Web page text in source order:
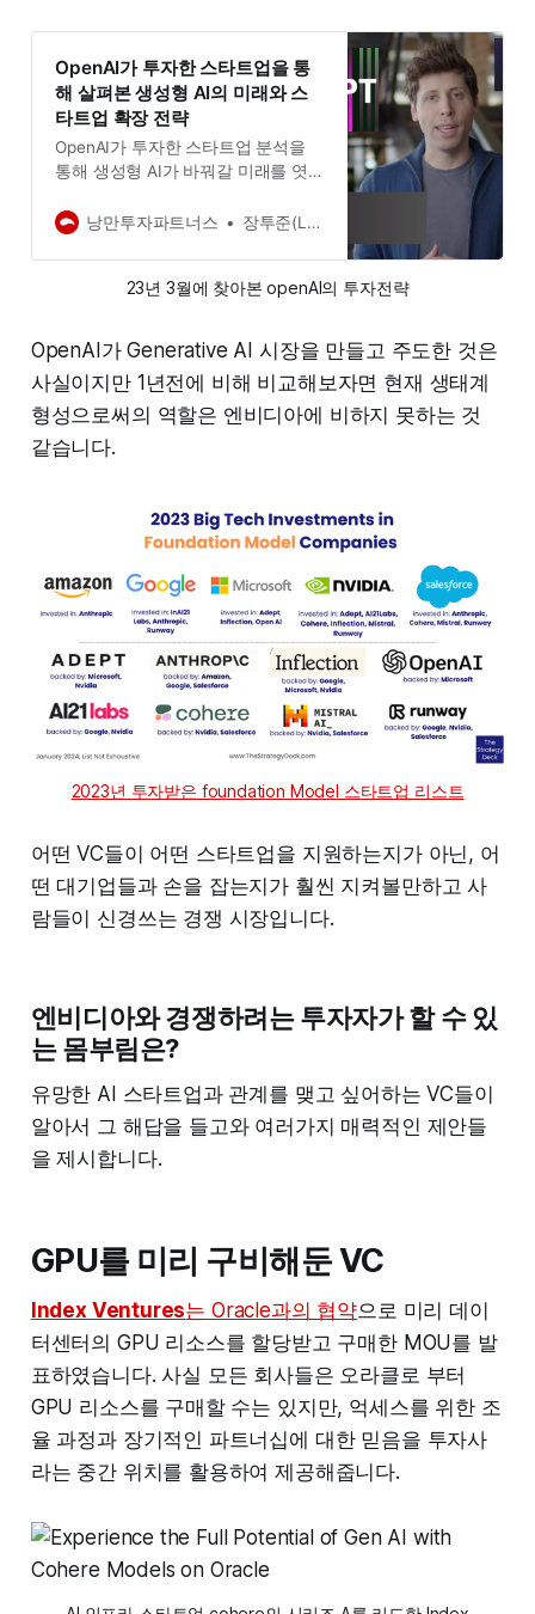
OpenAI가 투자한 스타트업을 통
해 살펴본 생성형 AI의 미래와 스
타트업 확장 전략
OpenAI가 투자한 스타트업 분석을
통해 생성형 AI가 바꿔갈 미래를 엿
보았습니다. 솔라나의 스테픈과 같은
아보았습니다.
낭만투자파트너스 장투준(Long-term Zoon)
23년 3월에 찾아본 openAI의 투자전략
OpenAI가 Generative AI 시장을 만들고 주도한 것은
사실이지만 1년전에 비해 비교해보자면 현재 생태계
형성으로써의 역할은 엔비디아에 비하지 못하는 것
같습니다.
2023년 투자받은 foundation Model 스타트업 리스트
어떤 VC들이 어떤 스타트업을 지원하는지가 아닌, 어
떤 대기업들과 손을 잡는지가 훨씬 지켜볼만하고 사
람들이 신경쓰는 경쟁 시장입니다.
엔비디아와 경쟁하려는 투자자가 할 수 있
는 몸부림은?
유망한 AI 스타트업과 관계를 맺고 싶어하는 VC들이
알아서 그 해답을 들고와 여러가지 매력적인 제안들
을 제시합니다.
GPU를 미리 구비해둔 VC
Index Ventures는 Oracle과의 협약으로 미리 데이
터센터의 GPU 리소스를 할당받고 구매한 MOU를 발
표하였습니다. 사실 모든 회사들은 오라클로 부터
GPU 리소스를 구매할 수는 있지만, 억세스를 위한 조
율 과정과 장기적인 파트너십에 대한 믿음을 투자사
라는 중간 위치를 활용하여 제공해줍니다.